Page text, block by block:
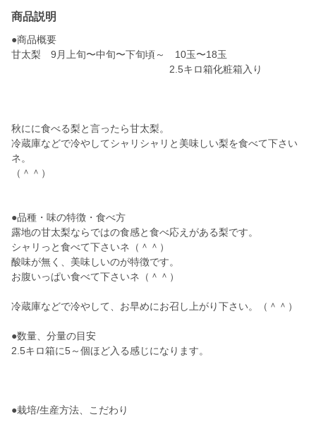
商品説明
●商品概要
甘太梨 9月上旬〜中旬〜下旬頃～ 10玉〜18玉
2.5キロ箱化粧箱入り
秋にに食べる梨と言ったら甘太梨。
冷蔵庫などで冷やしてシャリシャリと美味しい梨を食べて下さい
ネ。
（＾＾）
●品種・味の特徴・食べ方
露地の甘太梨ならではの食感と食べ応えがある梨です。
シャリっと食べて下さいネ（＾＾）
酸味が無く、美味しいのが特徴です。
お腹いっぱい食べて下さいネ（＾＾）
冷蔵庫などで冷やして、お早めにお召し上がり下さい。（＾＾）
●数量、分量の目安
2.5キロ箱に5～個ほど入る感じになります。
●栽培/生産方法、こだわり